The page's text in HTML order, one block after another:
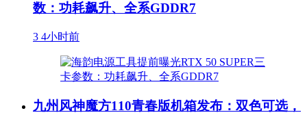
数：功耗飙升、全系GDDR7
3 4小时前
九州风神魔方110青春版机箱发布：双色可选，